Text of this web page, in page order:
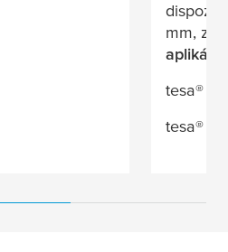
mm,
tesa®
tesa®